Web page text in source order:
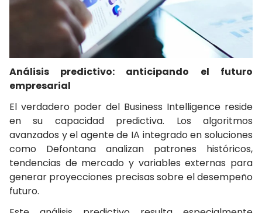
Análisis predictivo: anticipando el futuro
empresarial
El verdadero poder del Business Intelligence reside
en su capacidad predictiva. Los algoritmos
avanzados y el agente de IA integrado en soluciones
como Defontana analizan patrones históricos,
tendencias de mercado y variables externas para
generar proyecciones precisas sobre el desempeño
futuro.